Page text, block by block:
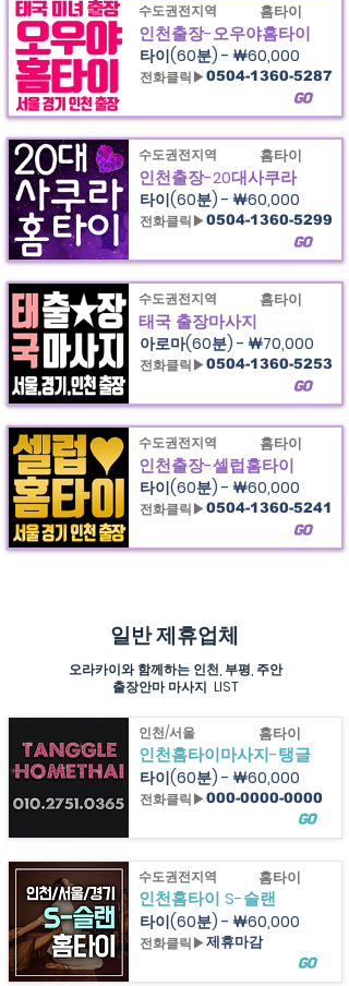
수도권전지역 홈타이
인천출장-오우야홈타이
타이(60분) - ￦60,000
전화클릭▶ 0504-1360-5287
GO
수도권전지역 홈타이
인천출장-20대사쿠라
타이(60분) - ￦60,000
전화클릭▶ 0504-1360-5299
GO
수도권전지역 홈타이
태국 출장마사지
아로마(60분) - ￦70,000
전화클릭▶ 0504-1360-5253
GO
수도권전지역 홈타이
인천출장-셀럽홈타이
타이(60분) - ￦60,000
전화클릭▶ 0504-1360-5241
GO
일반 제휴업체
오라카이와 함께하는 인천, 부평, 주안
출장안마 마사지 LIST
인천/서울 홈타이
인천홈타이마사지-탱글
타이(60분) - ￦60,000
전화클릭▶ 000-0000-0000
GO
수도권전지역 홈타이
인천홈타이 S-슬랜
타이(60분) - ￦60,000
전화클릭▶ 제휴마감
GO